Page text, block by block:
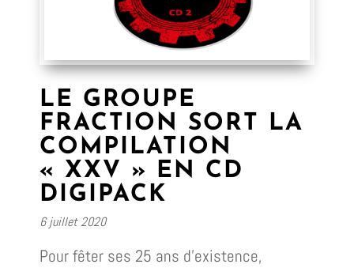
LE GROUPE
FRACTION SORT LA
COMPILATION
« XXV » EN CD
DIGIPACK
6 juillet 2020
Pour fêter ses 25 ans d’existence,